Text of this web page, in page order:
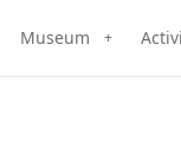
Museum +